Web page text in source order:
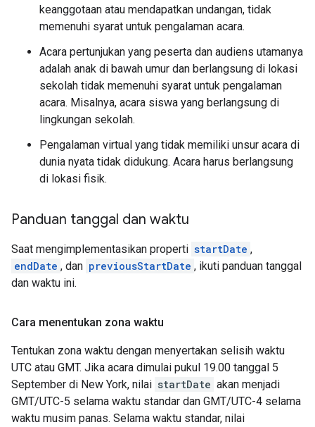
keanggotaan atau mendapatkan undangan, tidak
memenuhi syarat untuk pengalaman acara.
Acara pertunjukan yang peserta dan audiens utamanya
adalah anak di bawah umur dan berlangsung di lokasi
sekolah tidak memenuhi syarat untuk pengalaman
acara. Misalnya, acara siswa yang berlangsung di
lingkungan sekolah.
Pengalaman virtual yang tidak memiliki unsur acara di
dunia nyata tidak didukung. Acara harus berlangsung
di lokasi fisik.
Panduan tanggal dan waktu
Saat mengimplementasikan properti startDate ,
endDate , dan previousStartDate , ikuti panduan tanggal
dan waktu ini.
Cara menentukan zona waktu
Tentukan zona waktu dengan menyertakan selisih waktu
UTC atau GMT. Jika acara dimulai pukul 19.00 tanggal 5
September di New York, nilai startDate akan menjadi
GMT/UTC-5 selama waktu standar dan GMT/UTC-4 selama
waktu musim panas. Selama waktu standar, nilai